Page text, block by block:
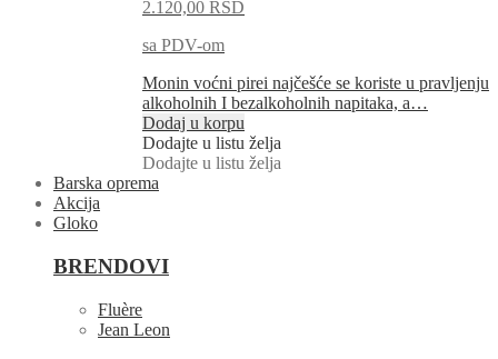
2.120,00 RSD
sa PDV-om
Monin voćni pirei najčešće se koriste u pravljenju
alkoholnih I bezalkoholnih napitaka, a…
Dodaj u korpu
Dodajte u listu želja
Dodajte u listu želja
Barska oprema
Akcija
Gloko
BRENDOVI
Fluère
Jean Leon